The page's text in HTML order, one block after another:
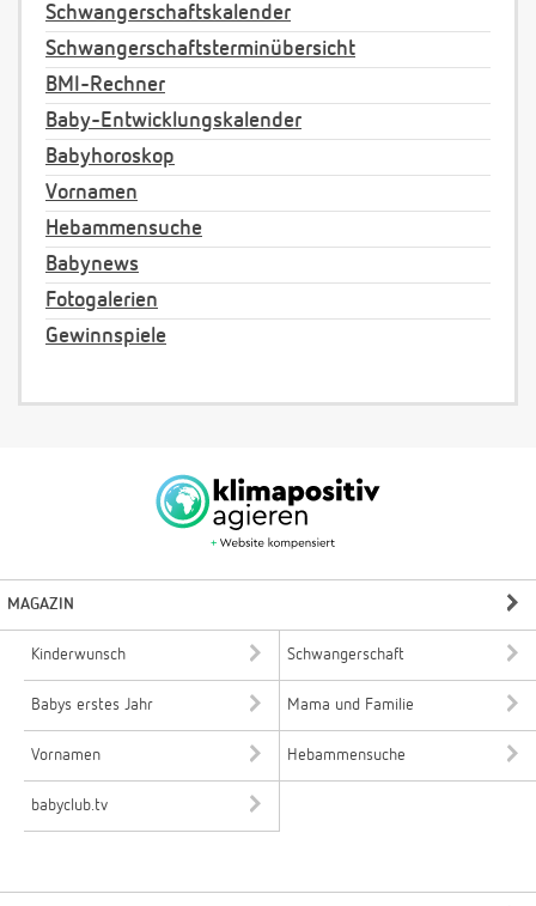
Schwangerschaftskalender
Schwangerschaftsterminübersicht
BMI-Rechner
Baby-Entwicklungskalender
Babyhoroskop
Vornamen
Hebammensuche
Babynews
Fotogalerien
Gewinnspiele
MAGAZIN
Kinderwunsch Schwangerschaft
Babys erstes Jahr Mama und Familie
Vornamen Hebammensuche
babyclub.tv